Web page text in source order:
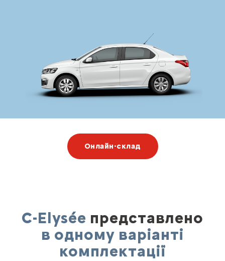
Онлайн-склад
C-Elysée представлено
в одному варіанті
комплектації